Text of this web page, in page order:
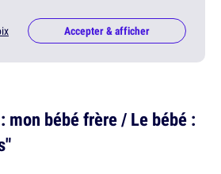
Accepter & afficher
mon bébé frère / Le bébé :